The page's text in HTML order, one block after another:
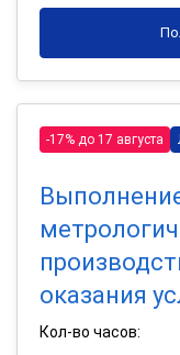
-17% до 17 августа
оказания
Кол-во часов: